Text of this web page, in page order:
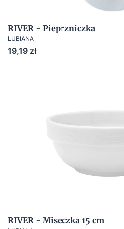
RIVER - Pieprzniczka
LUBIANA
Cena
19,19 zł
RIVER - Miseczka 15 cm